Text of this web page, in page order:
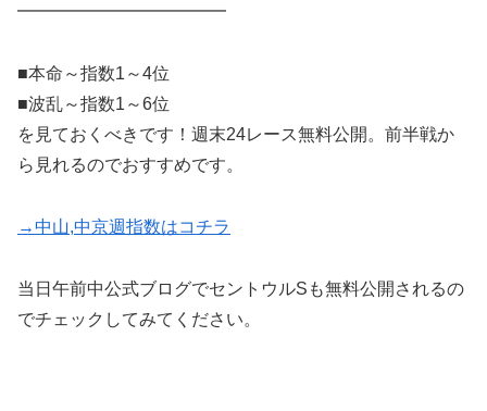
━━━━━━━━━━━━
■本命～指数1～4位
■波乱～指数1～6位
を見ておくべきです！週末24レース無料公開。前半戦か
ら見れるのでおすすめです。
→中山,中京週指数はコチラ
当日午前中公式ブログでセントウルSも無料公開されるの
でチェックしてみてください。